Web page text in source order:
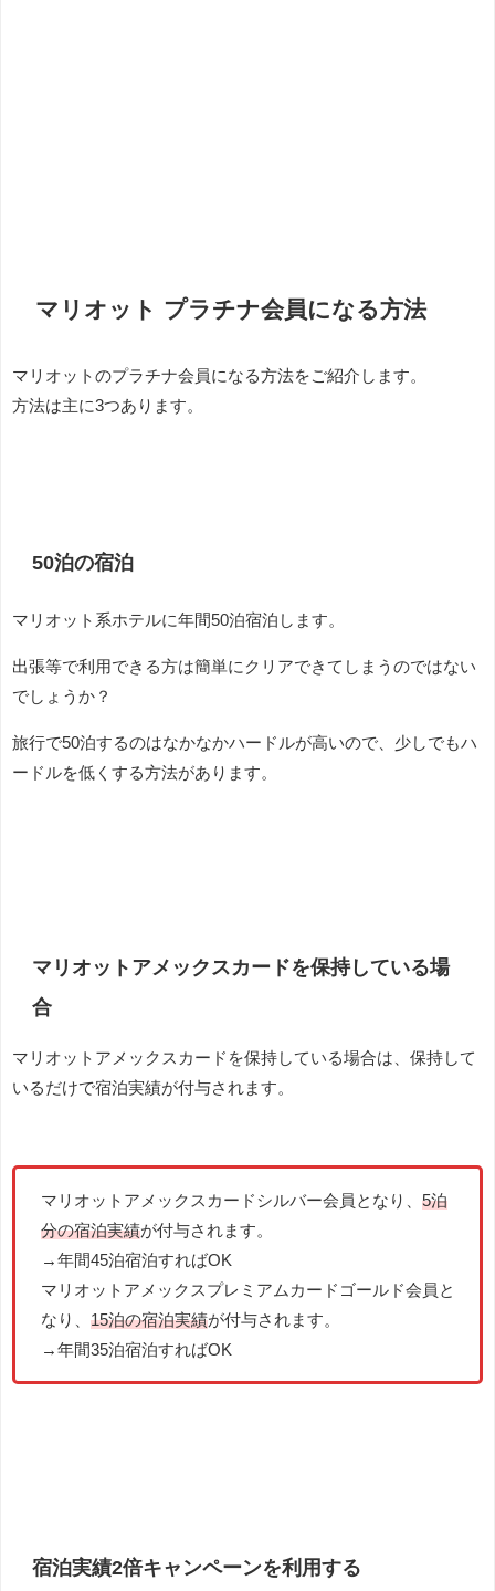
マリオット プラチナ会員になる方法
マリオットのプラチナ会員になる方法をご紹介します。
方法は主に3つあります。
50泊の宿泊
マリオット系ホテルに年間50泊宿泊します。
出張等で利用できる方は簡単にクリアできてしまうのではない
でしょうか？
旅行で50泊するのはなかなかハードルが高いので、少しでもハ
ードルを低くする方法があります。
マリオットアメックスカードを保持している場
合
マリオットアメックスカードを保持している場合は、保持して
いるだけで宿泊実績が付与されます。
マリオットアメックスカードシルバー会員となり、 5泊
分の宿泊実績が付与されます。
→年間45泊宿泊すればOK
マリオットアメックスプレミアムカードゴールド会員と
なり、 15泊の宿泊実績が付与されます。
→年間35泊宿泊すればOK
宿泊実績2倍キャンペーンを利用する